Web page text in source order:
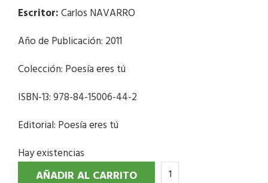
Escritor:Carlos NAVARRO
Año de Publicación: 2011
Colección: Poesía eres tú
ISBN-13: 978-84-15006-44-2
Editorial: Poesía eres tú
Hay existencias
AÑADIR AL CARRITO